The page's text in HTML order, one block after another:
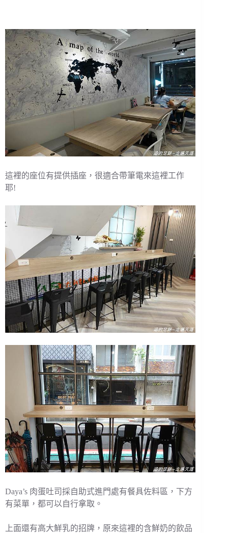
這裡的座位有提供插座，很適合帶筆電來這裡工作
耶!
Daya’s 肉蛋吐司採自助式進門處有餐具佐料區，下方
有菜單，都可以自行拿取。
上面還有高大鮮乳的招牌，原來這裡的含鮮奶的飲品